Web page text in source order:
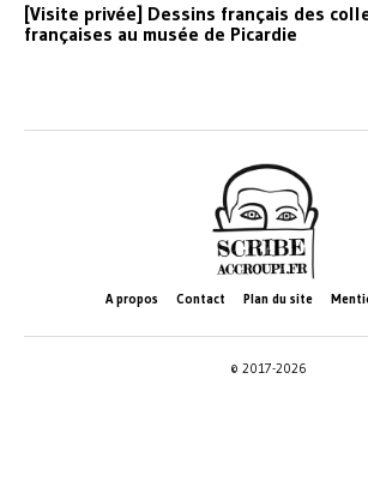
[Visite privée] Dessins français des
françaises au musée de Picardie
A propos Contact Plan du site
© 2017-2026